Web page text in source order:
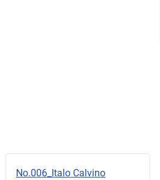
No.006_Italo Calvino